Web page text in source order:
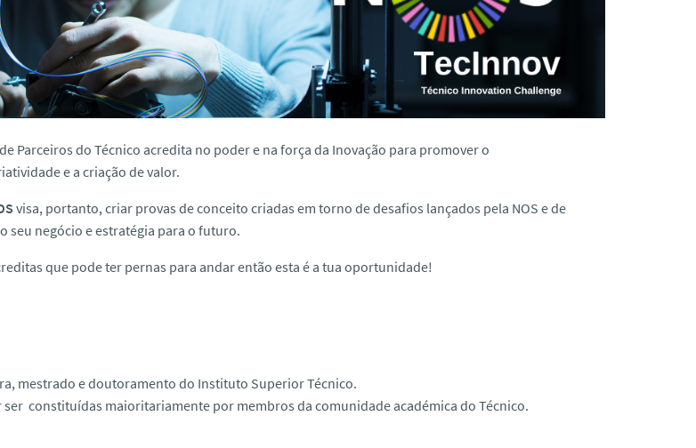
Parceiros do Técnico acredita no poder e na força da Inovação para promover o
e a criação de valor.
visa, portanto, criar provas de conceito criadas em torno de desafios lançados pela NOS ede
seu negócio e estratégia para o futuro.
que pode ter pernas para andar então esta é a tua oportunidade!
mestrado e doutoramento do Instituto Superior Técnico.
ser constituídas maioritariamente por membros da comunidade académica do Técnico.